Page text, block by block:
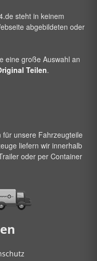
.de steht in keinem
abgebildeten oder
eine große Auswahl an
Teilen.
für unsere Fahrzeugteile
liefern wir innerhalb
oder per Container